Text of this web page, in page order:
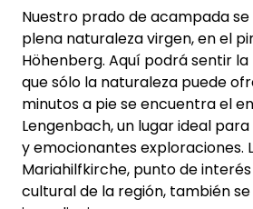
Nuestro prado de acampada
plena naturaleza virgen, en el
Höhenberg. Aquí podrá sentir
que sólo la naturaleza puede
minutos a pie se encuentra el
Lengenbach, un lugar ideal
y emocionantes exploraciones.
Mariahilfkirche, punto de
cultural de la región, también